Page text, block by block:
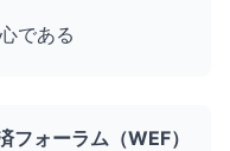
である
ォーラム（WEF）